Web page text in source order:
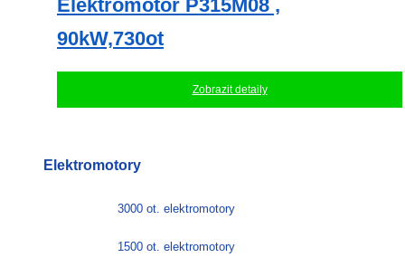
Elektromotor P315M08 ,
90kW,730ot
Zobrazit detaily
Elektromotory
3000 ot. elektromotory
1500 ot. elektromotory